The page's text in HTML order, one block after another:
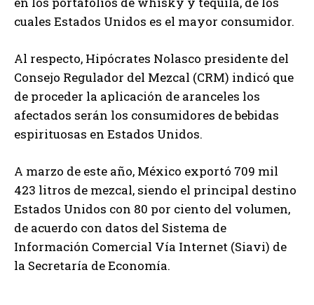
cuales Estados Unidos es el mayor consumidor.
Al respecto, Hipócrates Nolasco presidente del
Consejo Regulador del Mezcal (CRM) indicó que
de proceder la aplicación de aranceles los
afectados serán los consumidores de bebidas
espirituosas en Estados Unidos.
A marzo de este año, México exportó 709 mil
423 litros de mezcal, siendo el principal destino
Estados Unidos con 80 por ciento del volumen,
de acuerdo con datos del Sistema de
Información Comercial Vía Internet (Siavi) de
la Secretaría de Economía.